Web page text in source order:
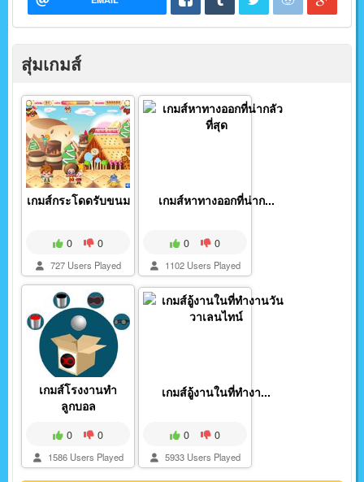
สุ่มเกมส์
เกมส์กระโดดรับขนม
0 0
727 Users Played
เกมส์หาทางออกที่น่าก...
0 0
1102 Users Played
เกมส์โรงงานทำ
ลูกบอล
0 0
1586 Users Played
เกมส์อู้งานในที่ทำงา...
0 0
5933 Users Played